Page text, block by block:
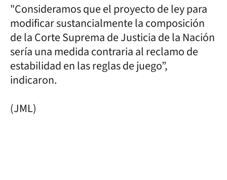
"Consideramos que el proyecto de ley para
modificar sustancialmente la composición
de la Corte Suprema de Justicia de la Nación
sería una medida contraria al reclamo de
estabilidad en las reglas de juego”,
indicaron.
(JML)